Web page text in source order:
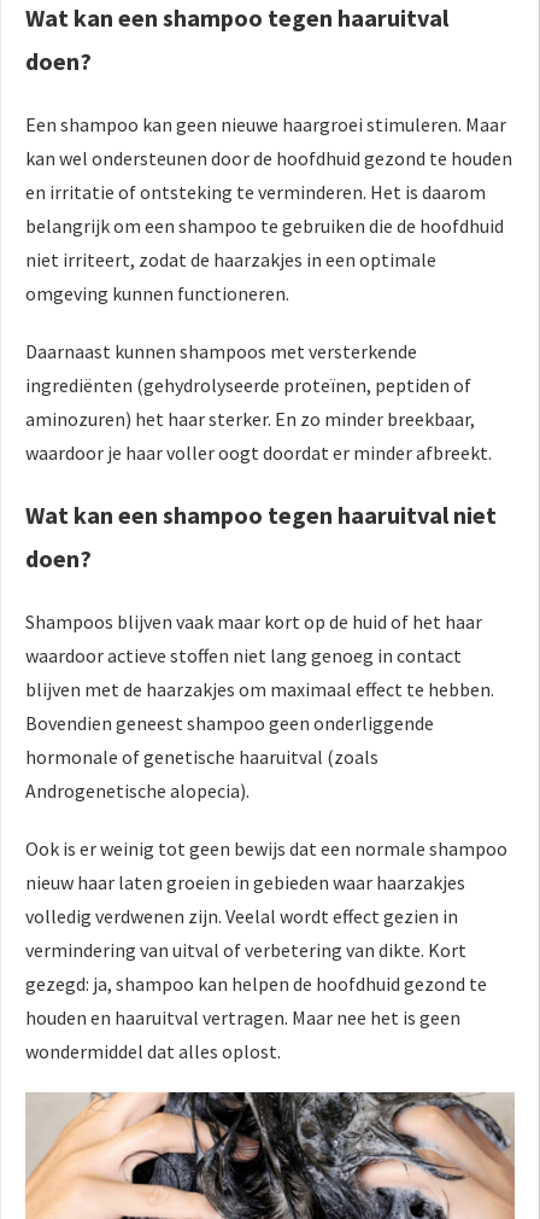
Wat kan een shampoo tegen haaruitval
doen?
Een shampoo kan geen nieuwe haargroei stimuleren. Maar
kan wel ondersteunen door de hoofdhuid gezond te houden
en irritatie of ontsteking te verminderen. Het is daarom
belangrijk om een shampoo te gebruiken die de hoofdhuid
niet irriteert, zodat de haarzakjes in een optimale
omgeving kunnen functioneren.
Daarnaast kunnen shampoos met versterkende
ingrediënten (gehydrolyseerde proteïnen, peptiden of
aminozuren) het haar sterker. En zo minder breekbaar,
waardoor je haar voller oogt doordat er minder afbreekt.
Wat kan een shampoo tegen haaruitval niet
doen?
Shampoos blijven vaak maar kort op de huid of het haar
waardoor actieve stoffen niet lang genoeg in contact
blijven met de haarzakjes om maximaal effect te hebben.
Bovendien geneest shampoo geen onderliggende
hormonale of genetische haaruitval (zoals
Androgenetische alopecia).
Ook is er weinig tot geen bewijs dat een normale shampoo
nieuw haar laten groeien in gebieden waar haarzakjes
volledig verdwenen zijn. Veelal wordt effect gezien in
vermindering van uitval of verbetering van dikte. Kort
gezegd: ja, shampoo kan helpen de hoofdhuid gezond te
houden en haaruitval vertragen. Maar nee het is geen
wondermiddel dat alles oplost.